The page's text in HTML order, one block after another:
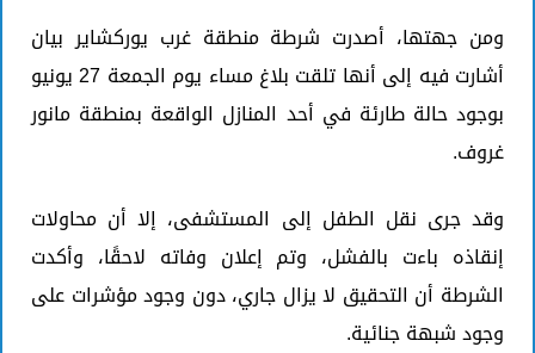
ومن جهتها، أصدرت شرطة منطقة غرب يوركشاير بيان
أشارت فيه إلى أنها تلقت بلاغ مساء يوم الجمعة 27 يونيو
بوجود حالة طارئة في أحد المنازل الواقعة بمنطقة مانور
غروف.
وقد جرى نقل الطفل إلى المستشفى، إلا أن محاولات
إنقاذه باءت بالفشل، وتم إعلان وفاته لاحقًا، وأكدت
الشرطة أن التحقيق لا يزال جاري، دون وجود مؤشرات على
وجود شبهة جنائية.